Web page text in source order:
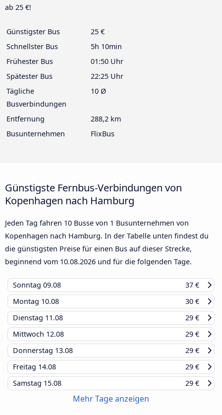
ab 25 €!
Günstigster Bus
25 €
Schnellster Bus
5h 10min
Frühester Bus
01:50 Uhr
Spätester Bus
22:25 Uhr
Tägliche
Busverbindungen
10 Ø
Entfernung
288,2 km
Busunternehmen
FlixBus
Günstigste Fernbus-Verbindungen von
Kopenhagen nach Hamburg
Jeden Tag fahren 10 Busse von 1 Busunternehmen von
Kopenhagen nach Hamburg. In der Tabelle unten findest du
die günstigsten Preise für einen Bus auf dieser Strecke,
beginnend vom 10.08.2026 und für die folgenden Tage.
Sonntag 09.08
37 €
Montag 10.08
30 €
Dienstag 11.08
29 €
Mittwoch 12.08
29 €
Donnerstag 13.08
29 €
Freitag 14.08
29 €
Samstag 15.08 29 €
Mehr Tage anzeigen